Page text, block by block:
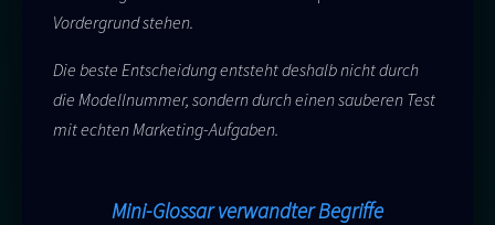
Vordergrund stehen.
Die beste Entscheidung entsteht deshalb nicht durch
die Modellnummer, sondern durch einen sauberen Test
mit echten Marketing-Aufgaben.
Mini-Glossar verwandter Begriffe